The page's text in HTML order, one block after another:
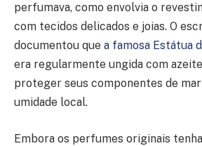
perfumava, como envolvia o
com tecidos delicados e joias. O
documentou que a famosa Estátua
era regularmente ungida com
proteger seus componentes de
umidade local.
Embora os perfumes originais